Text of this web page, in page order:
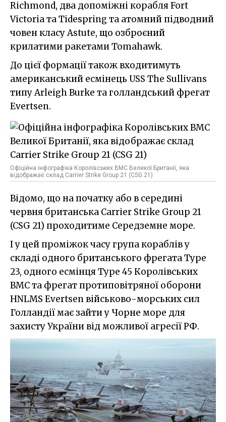
Richmond, два допоміжні корабля Fort
Victoria та Tidespring та атомний підводний
човен класу Astute, що озброєний
крилатими ракетами Tomahawk.
До цієї формації також входитимуть
американський есмінець USS The Sullivans
типу Arleigh Burke та голландський фрегат
Evertsen.
Офіційна інфографіка Королівських ВМС Великої Британії, яка
відображає склад Carrier Strike Group 21 (CSG 21)
Відомо, що на початку або в середині
червня британська Carrier Strike Group 21
(CSG 21) проходитиме Середземне море.
І у цей проміжок часу група кораблів у
складі одного британського фрегата Type
23, одного есмінця Type 45 Королівських
ВМС та фрегат протиповітряної оборони
HNLMS Evertsen військово-морських сил
Голландії має зайти у Чорне море для
захисту України від можливої агресії РФ.